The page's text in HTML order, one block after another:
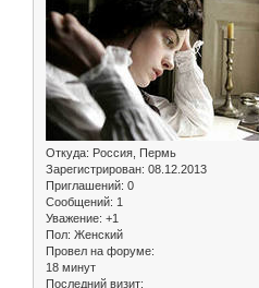
Откуда: Россия, Пермь
Зарегистрирован: 08.12.2013
Приглашений: 0
Сообщений: 1
Уважение: +1
Пол: Женский
Провел на форуме:
18 минут
Последний визит: